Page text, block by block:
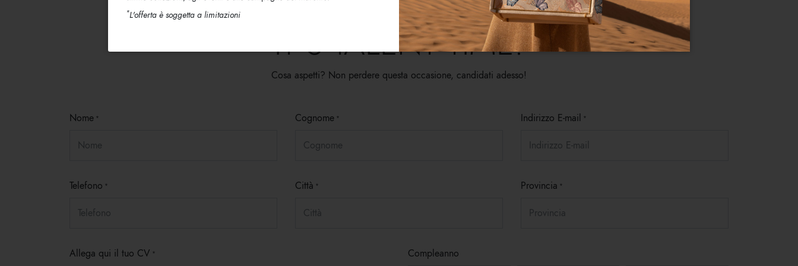
IT’S TALENT TIME!
Cosa aspetti? Non perdere questa occasione, candidati adesso!
Nome Cognome Indirizzo E-mail
Telefono Città Provincia
Allega qui il tuo CV Compleanno
*L'offerta è soggetta a limitazioni